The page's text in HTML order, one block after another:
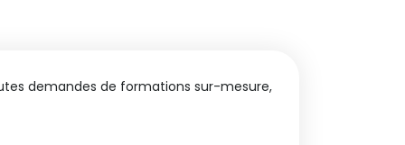
demandes de formations sur-mesure,